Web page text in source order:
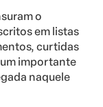
o
em listas
curtidas
importante
naquele